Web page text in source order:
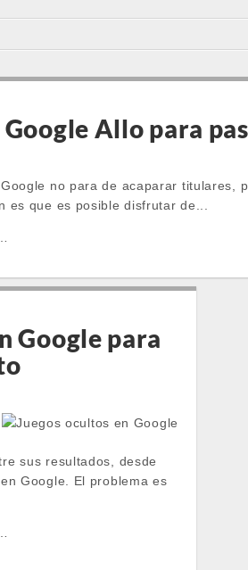
Allo para
no para de acaparar titulares,
es que es posible disfrutar de...
Google para
sus resultados, desde
Google. El problema es